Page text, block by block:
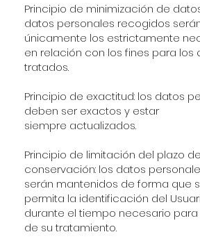
Principio de minimización de
datos personales recogidos
únicamente los estrictamente
en relación con los fines para los
tratados.
Principio de exactitud: los datos
deben ser exactos y estar
siempre actualizados.
Principio de limitación del plazo de
conservación: los datos
serán mantenidos de forma que
permita la identificación del
durante el tiempo necesario para
de su tratamiento.